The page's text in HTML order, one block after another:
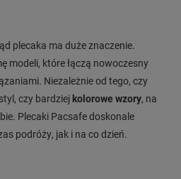
plecaka ma duże znaczenie.
modeli, które łączą nowoczesny
Niezależnie od tego, czy
czy bardziejkolorowe wzory, na
Plecaki Pacsafe doskonale
podróży, jak i na co dzień.